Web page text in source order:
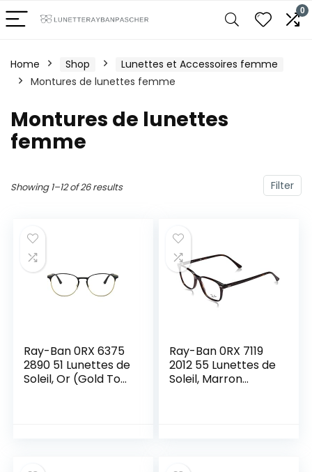
0
Home Shop
Lunettes et Accessoires femme
Montures de lunettes femme
Montures de lunettes
femme
Filter
Showing 1–12 of 26 results
Ray-Ban 0RX 6375
2890 51 Lunettes de
Soleil, Or (Gold Top
Ray-Ban 0RX 7119
2012 55 Lunettes de
Soleil, Marron